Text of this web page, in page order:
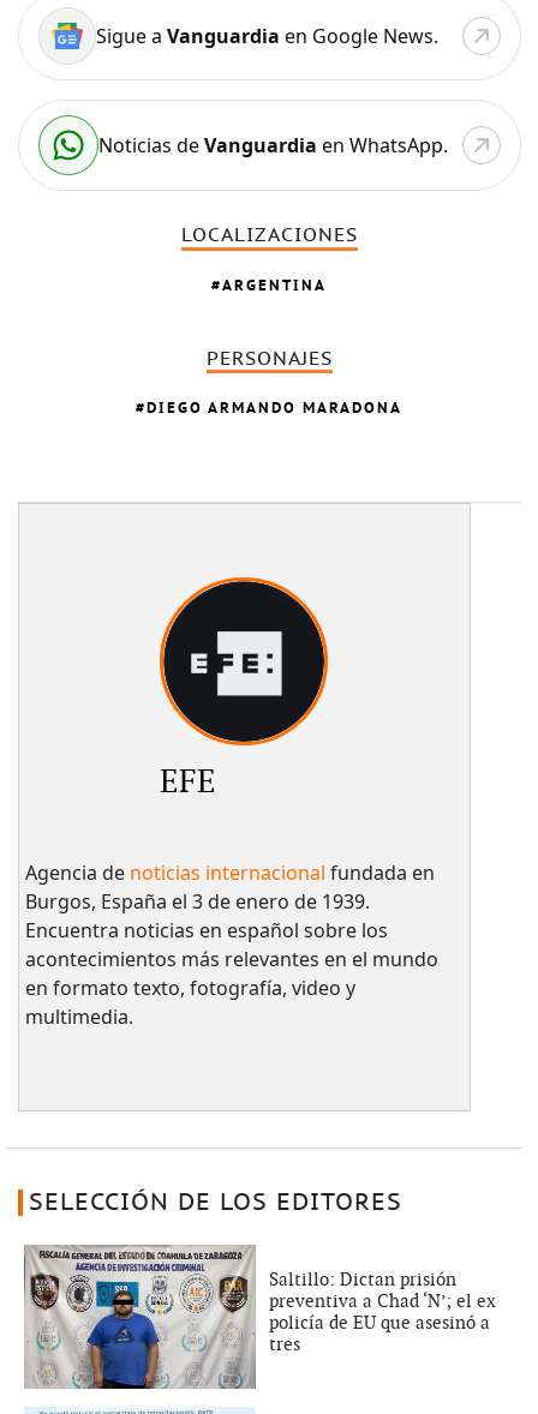
Sigue a Vanguardia en Google News.
Noticias deVanguardia en WhatsApp.
LOCALIZACIONES
ARGENTINA
PERSONAJES
DIEGO ARMANDO MARADONA
EFE
Agencia de noticias internacional fundada en
Burgos, España el 3 de enero de 1939.
Encuentra noticias en español sobre los
acontecimientos más relevantes en el mundo
en formato texto, fotografía, video y
multimedia.
SELECCIÓN DE LOS EDITORES
Saltillo: Dictan prisión
preventiva a Chad ‘N’; el ex
policía de EU que asesinó a
tres